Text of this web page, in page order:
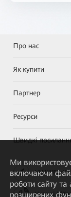
Про нас
Як купити
Партнер
Ресурси
Швидкі
HUAWEI
Huawei
Ми
включаючи
роботи сайту та
розширених